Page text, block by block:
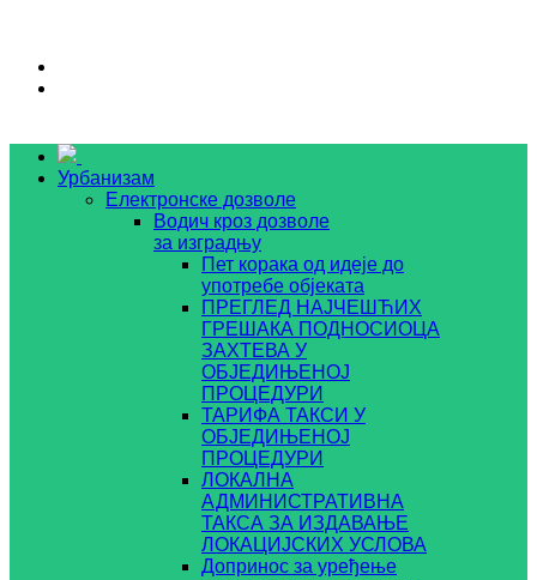
Урбанизам
Електронске дозволе
Водич кроз дозволе
за изградњу
Пет корака од идеје до
употребе објеката
ПРЕГЛЕД НАЈЧЕШЋИХ
ГРЕШАКА ПОДНОСИОЦА
ЗАХТЕВА У
ОБЈЕДИЊЕНОЈ
ПРОЦЕДУРИ
ТАРИФА ТАКСИ У
ОБЈЕДИЊЕНОЈ
ПРОЦЕДУРИ
ЛОКАЛНА
АДМИНИСТРАТИВНА
ТАКСА ЗА ИЗДАВАЊЕ
ЛОКАЦИЈСКИХ УСЛОВА
Допринос за уређење